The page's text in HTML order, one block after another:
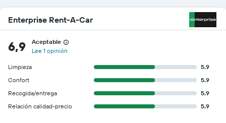
indica
las
empresas
renta
de
autos.
El
gráfico
muestra
eje
Enterprise Rent-A-Car
6,9
Aceptable
Lee 1 opinión
Limpieza
5.9
Confort
5.9
Recogida/entrega
5.9
Relación calidad-precio
5.9